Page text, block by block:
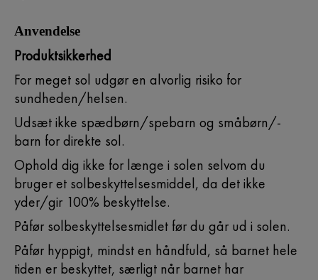
Anvendelse
Produktsikkerhed
For meget sol udgør en alvorlig risiko for
sundheden/helsen.
Udsæt ikke spædbørn/spebarn og småbørn/-
barn for direkte sol.
Ophold dig ikke for længe i solen selvom du
bruger et solbeskyttelsesmiddel, da det ikke
yder/gir 100% beskyttelse.
Påfør solbeskyttelsesmidlet før du går ud i solen.
Påfør hyppigt, mindst en håndfuld, så barnet hele
tiden er beskyttet, særligt når barnet har